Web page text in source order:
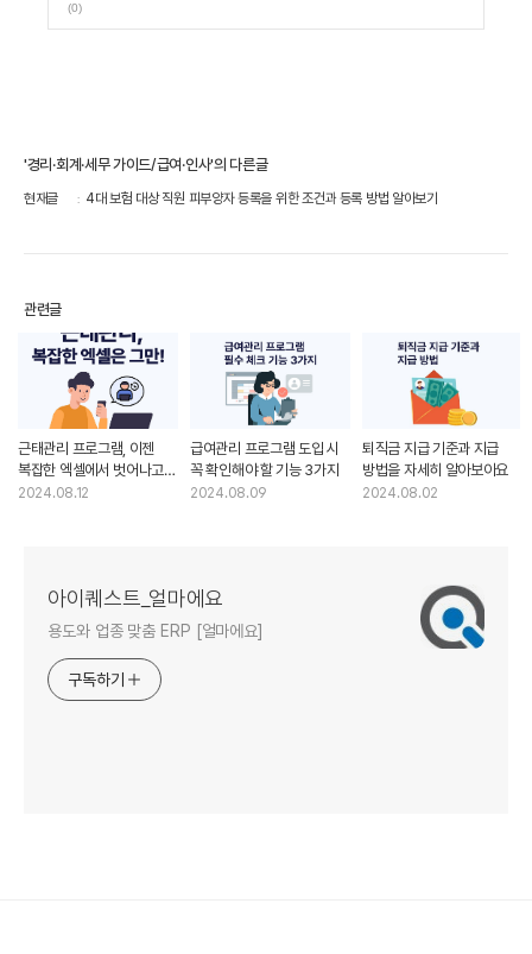
(0)
'경리·회계·세무 가이드/급여·인사'의 다른글
현재글 4대 보험 대상 직원 피부양자 등록을 위한 조건과 등록 방법 알아보기
관련글
근태관리 프로그램, 이젠
복잡한 엑셀에서 벗어나고
싶다면?
2024.08.12
급여관리 프로그램 도입 시
꼭 확인해야 할 기능 3가지
2024.08.09
퇴직금 지급 기준과 지급
방법을 자세히 알아보아요
2024.08.02
아이퀘스트_얼마에요
용도와 업종 맞춤 ERP [얼마에요]
구독하기